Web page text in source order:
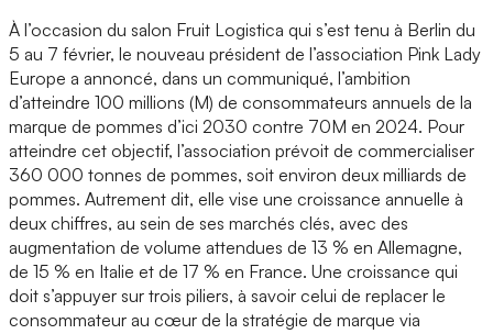
À l’occasion du salon Fruit Logistica qui s’est tenu à Berlin du
5 au 7 février, le nouveau président de l’association Pink Lady
Europe a annoncé, dans un communiqué, l’ambition
d’atteindre 100 millions (M) de consommateurs annuels de la
marque de pommes d’ici 2030 contre 70M en 2024. Pour
atteindre cet objectif, l’association prévoit de commercialiser
360 000 tonnes de pommes, soit environ deux milliards de
pommes. Autrement dit, elle vise une croissance annuelle à
deux chiffres, au sein de ses marchés clés, avec des
augmentation de volume attendues de 13 % en Allemagne,
de 15 % en Italie et de 17 % en France. Une croissance qui
doit s’appuyer sur trois piliers, à savoir celui de replacer le
consommateur au cœur de la stratégie de marque via